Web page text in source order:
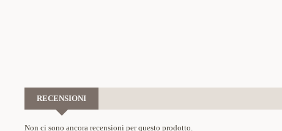
RECENSIONI
Non ci sono ancora recensioni per questo prodotto.